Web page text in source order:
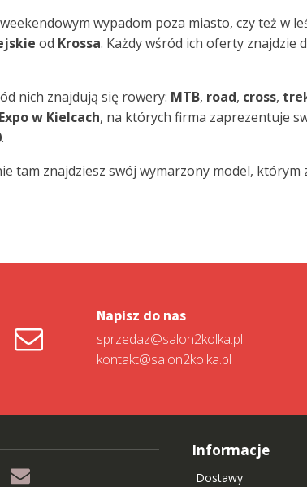
wypadom poza miasto, czy też w
od Krossa. Każdy wśród ich oferty znajdzie
nich znajdują się rowery: MTB, road, cross,
w Kielcach, na których firma zaprezentuje
.
tam znajdziesz swój wymarzony model,
Napisz do nas
sprzedaz@salon2kolka.pl
kontakt@salon2kolka.pl
Informacje
Dostawy